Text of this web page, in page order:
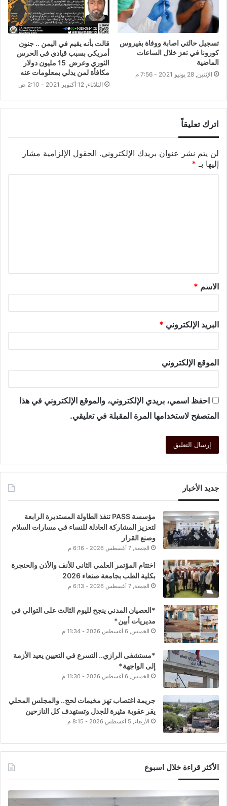
تسجيل حالتي اصابة ووفاة بفيروس
كورونا في تعز خلال الساعات
الماضية
الإثنين, 28 يونيو 2021 - 7:56 م
قالت بأنه يقيم في اليمن .. جنون
أمريكي بسبب قيادي في الحرس
الثوري وعرض 15 مليون دولار
مكافأة لمن يدلي بمعلومات عنه
الثلاثاء, 12 أكتوبر 2021 - 2:10 ص
اترك تعليقاً
لن يتم نشر عنوان بريدك الإلكتروني. الحقول الإلزامية مشار
إليها بـ *
الاسم *
البريد الإلكتروني *
الموقع الإلكتروني
احفظ اسمي، بريدي الإلكتروني، والموقع الإلكتروني في هذا
المتصفح لاستخدامها المرة المقبلة في تعليقي.
جديد الأخبار
مؤسسة PASS تنفذ الطاولة المستديرة الرابعة
لتعزيز المشاركة العادلة للنساء في مسارات السلام
وصنع القرار
الجمعة, 7 أغسطس 2026 - 6:16 م
اختتام المؤتمر العلمي الثاني للأنف والأذن والحنجرة
بكلية الطب بجامعة صنعاء 2026
الجمعة, 7 أغسطس 2026 - 6:13 م
*العصيان المدني ينجح لليوم الثالث على التوالي في
مديريات أبين*
الخميس, 6 أغسطس 2026 - 11:34 م
*مستشفى الرازي.. التسرع في التعيين يعيد الأزمة
إلى الواجهة*
الخميس, 6 أغسطس 2026 - 11:30 م
جريمة اغتصاب تهز مخيمات لحج.. والمجلس المحلي
يقر عقوبة مثيرة للجدل وتستهدف كل النازحين
الأربعاء, 5 أغسطس 2026 - 8:15 م
الأكثر قراءة خلال اسبوع